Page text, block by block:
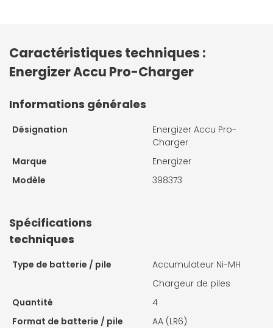
Caractéristiques techniques :
Energizer Accu Pro-Charger
Informations générales
Désignation
Energizer Accu Pro-
Charger
Marque
Energizer
Modèle
398373
Spécifications
techniques
Type de batterie / pile
Accumulateur Ni-MH
Chargeur de piles
Quantité
4
Format de batterie / pile
AA (LR6)